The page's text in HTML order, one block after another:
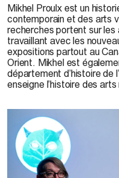
Mikhel Proulxest un
contemporain et des arts
recherches portent sur
travaillant avec les
expositions partout au
Orient. Mikhel est
département d’histoire de
enseigne l’histoire des